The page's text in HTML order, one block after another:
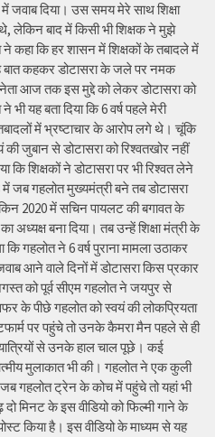
जवाब दिया। उस समय मेरे साथ शिक्षा
थे, लेकिन बाद में किसी भी शिक्षक ने मुझे
ने कहा कि हर शासन में शिक्षकों के तबादले में
कहकर डोटासरा के जले पर नमक
आज तक इस मुद्दे को लेकर डोटासरा को
यह बता दिया कि 6 वर्ष पहले मेरी
में भ्रष्टाचार के आरोप लगे थे। चूंकि
जुबान से डोटासरा को रिश्वतखोर नहीं
कि शिक्षकों ने डोटासरा पर भी रिश्वत लेने
जब गहलोत मुख्यमंत्री बने तब डोटासरा
2020 में सचिन पायलट की बगावत के
अध्यक्ष बना दिया। तब उन्हें शिक्षा मंत्री के
गहलोत ने 6 वर्ष पुराना मामला उठाकर
आने वाले दिनों में डोटासरा किस प्रकार
को पूर्व सीएम गहलोत ने जयपुर से
के पीछे गहलोत को स्वयं की लोकप्रियता
पर पहुंचे तो उनके कैमरा मैन पहले से ही
से उनके हाल चाल पूछे। कई
मुलाकात भी की। गहलोत ने एक कुली
गहलोत ट्रेन के कोच में पहुंचे तो यहां भी
मिनट के इस वीडियो को फिल्मी गाने के
किया है। इस वीडियो के माध्यम से यह